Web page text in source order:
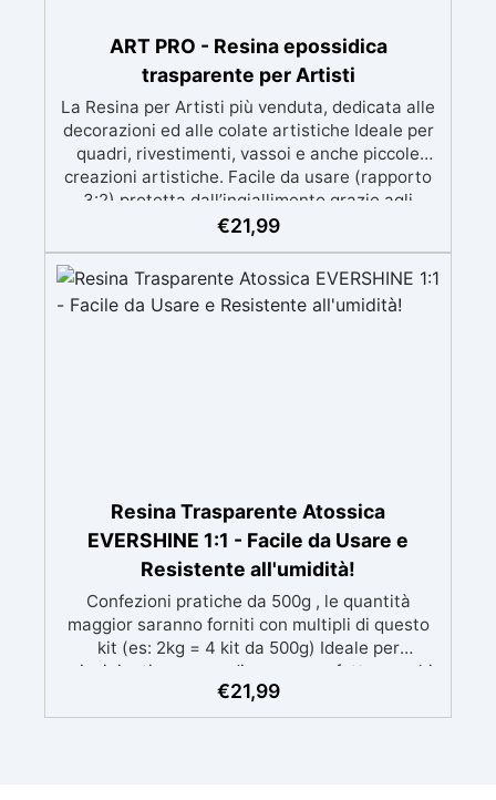
ART PRO - Resina epossidica
trasparente per Artisti
La Resina per Artisti più venduta, dedicata alle
decorazioni ed alle colate artistiche Ideale per
quadri, rivestimenti, vassoi e anche piccole
creazioni artistiche. Facile da usare (rapporto
3:2) protetta dall’ingiallimento grazie agli
speciali filtri UV Formula densa : non cola via,
in 12-24h garantendo una superficie lucida e
brillante
€21,99
Resina Trasparente Atossica
EVERSHINE 1:1 - Facile da Usare e
Resistente all'umidità!
Confezioni pratiche da 500g , le quantità
maggior saranno forniti con multipli di questo
kit (es: 2kg = 4 kit da 500g) Ideale per
principianti: a prova di errore, perfetta per chi
inizia. Sempre lucida: garantisce una finitura
brillante e uniforme in ogni condizione.
€21,99